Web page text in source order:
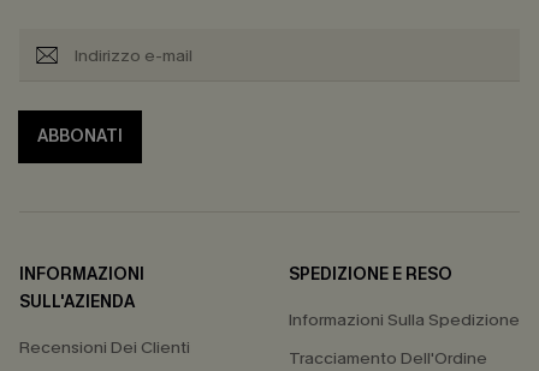
ABBONATI
INFORMAZIONI
SULL'AZIENDA
Recensioni Dei Clienti
SPEDIZIONE E RESO
Informazioni Sulla Spedizione
Tracciamento Dell'Ordine